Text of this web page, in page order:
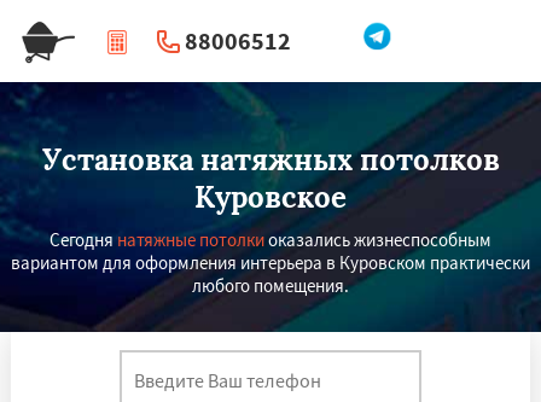
88006512
| Перезвоните мне
Установка натяжных потолков
Куровское
Сегодня натяжные потолкиоказались жизнеспособным
вариантом для оформления интерьера в Куровском практически
любого помещения.